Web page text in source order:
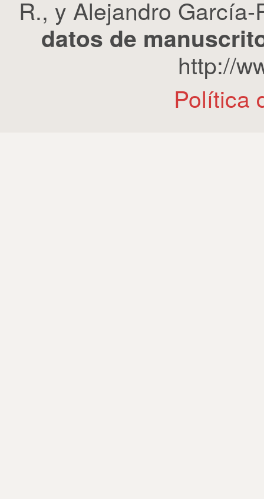
R., y Alejandro
datos de
http://
Política